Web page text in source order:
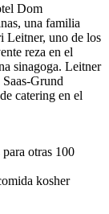
Dom
una familia
Leitner, uno de los
reza en el
sinagoga. Leitner
Grund
catering en el
otras 100
kosher